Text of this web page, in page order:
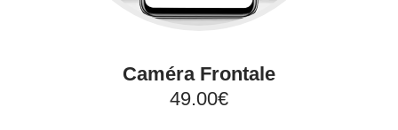
Caméra Frontale
49.00€